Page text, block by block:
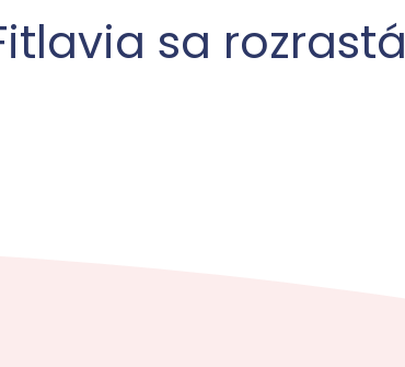
sa rozrastá